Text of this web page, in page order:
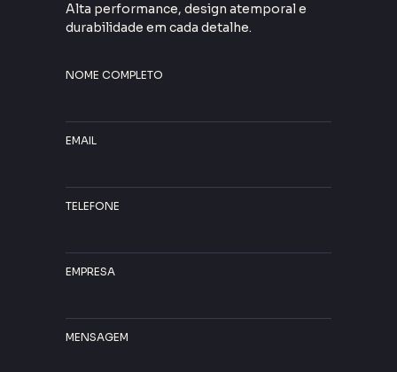
Alta performance, design atemporal e
durabilidade em cada detalhe.
NOME COMPLETO
EMAIL
TELEFONE
EMPRESA
MENSAGEM